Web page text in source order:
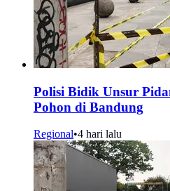
Polisi Bidik Unsur
Pohon di Bandung
Regional•4 hari lalu